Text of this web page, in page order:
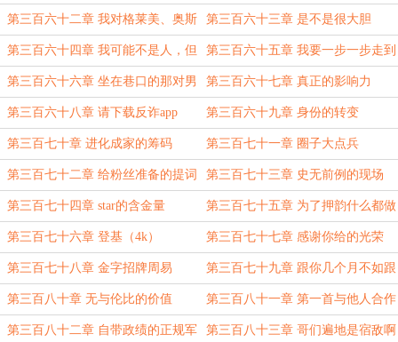
选集
第三百六十二章 我对格莱美、奥斯
卡没有什么兴趣（4k）
第三百六十三章 是不是很大胆
第三百六十四章 我可能不是人，但
绝对不是狗
第三百六十五章 我要一步一步走到
最高（5k）
第三百六十六章 坐在巷口的那对男
女（4k）
第三百六十七章 真正的影响力
（5k）
第三百六十八章 请下载反诈app 第三百六十九章 身份的转变
第三百七十章 进化成家的筹码 第三百七十一章 圈子大点兵
第三百七十二章 给粉丝准备的提词
器（6k）
第三百七十三章 史无前例的现场
（1万）
第三百七十四章 star的含金量
（5k）
第三百七十五章 为了押韵什么都做
的出来
第三百七十六章 登基（4k） 第三百七十七章 感谢你给的光荣
（5k）
第三百七十八章 金字招牌周易 第三百七十九章 跟你几个月不如跟
他三个小时
第三百八十章 无与伦比的价值
（4k）
第三百八十一章 第一首与他人合作
的歌
第三百八十二章 自带政绩的正规军 第三百八十三章 哥们遍地是宿敌啊